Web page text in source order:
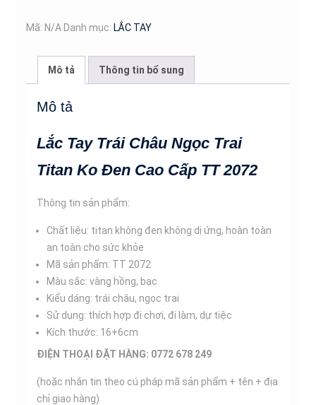
Châu
Đen
Cấp
TT
2072
lượng
Mã: N/A Danh mục: LẮC TAY
Mô tả Thông tin bổ sung
Mô tả
Lắc Tay Trái Châu Ngọc Trai
Titan Ko Đen Cao Cấp TT 2072
Thông tin sản phẩm:
Chất liệu: titan không đen không dị ứng, hoàn toàn
an toàn cho sức khỏe
Mã sản phẩm: TT 2072
Màu sắc: vàng hồng, bạc
Kiểu dáng: trái châu, ngọc trai
Sử dụng: thích hợp đi chơi, đi làm, dự tiệc
Kích thước: 16+6cm
ĐIỆN THOẠI ĐẶT HÀNG: 0772 678 249
(hoặc nhắn tin theo cú pháp mã sản phẩm + tên + địa
chỉ giao hàng)